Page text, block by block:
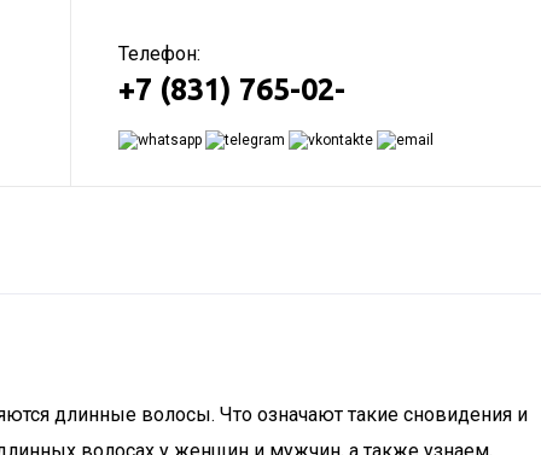
Телефон:
+7 (831) 765-02-
длинные волосы. Что означают такие сновидения и